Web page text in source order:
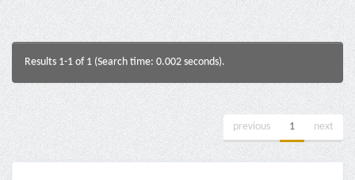
Results 1-1 of 1 (Search time: 0.002 seconds).
previous 1 next